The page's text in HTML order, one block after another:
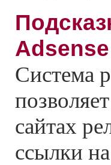
Adsense
Система
сайтах
ссылки